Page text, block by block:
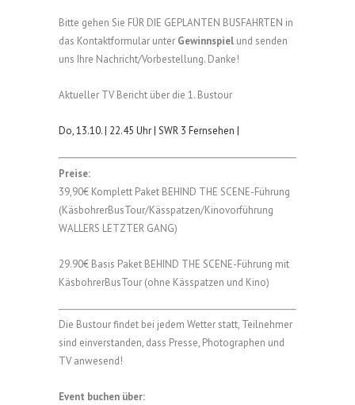
Bitte gehen Sie FÜR DIE GEPLANTEN BUSFAHRTEN in
das Kontaktformular unter Gewinnspiel und senden
uns Ihre Nachricht/Vorbestellung. Danke!
Aktueller TV Bericht über die 1. Bustour
Do, 13.10. | 22.45 Uhr | SWR 3 Fernsehen |
Preise:
39,90€ Komplett Paket BEHIND THE SCENE-Führung
(KäsbohrerBusTour/Kässpatzen/Kinovorführung
WALLERS LETZTER GANG)
29.90€ Basis Paket BEHIND THE SCENE-Führung mit
KäsbohrerBusTour (ohne Kässpatzen und Kino)
Die Bustour findet bei jedem Wetter statt, Teilnehmer
sind einverstanden, dass Presse, Photographen und
TV anwesend!
Event buchen über: